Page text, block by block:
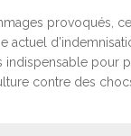
provoqués,
actuel
pour
contre des